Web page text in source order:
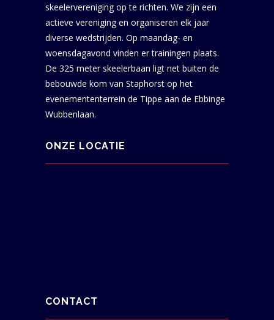
skeelervereniging op te richten. We zijn een
actieve vereniging en organiseren elk jaar
diverse wedstrijden. Op maandag- en
woensdagavond vinden er trainingen plaats.
De 325 meter skeelerbaan ligt net buiten de
bebouwde kom van Staphorst op het
evenemententerrein de Tippe aan de Ebbinge
Wubbenlaan.
ONZE LOCATIE
CONTACT